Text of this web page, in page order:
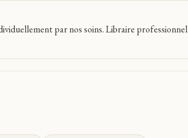
par nos soins. Libraire professionnel